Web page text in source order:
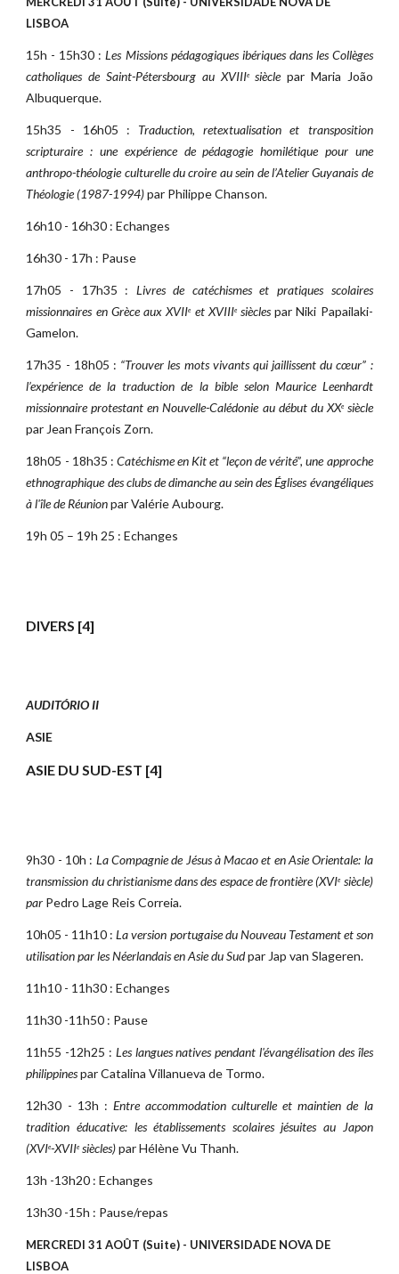
LISBOA
15h - 15h30 :Les Missions pédagogiques ibériques dans les Collèges
catholiques de Saint-Pétersbourg au XVIIIesièclepar Maria João
Albuquerque.
15h35 - 16h05 : Traduction, retextualisation et transposition
scripturaire : une expérience de pédagogie homilétique pour une
anthropo-théologie culturelle du croire au sein de l’Atelier Guyanais de
Théologie (1987-1994)par Philippe Chanson.
16h10 - 16h30 : Echanges
16h30 - 17h : Pause
17h05 - 17h35 : Livres de catéchismes et pratiques scolaires
missionnaires en Grèce aux XVIIe et XVIIIesièclespar Niki Papailaki-
Gamelon.
17h35 - 18h05 : “Trouver les mots vivants qui jaillissent du cœur” :
l’expérience de la traduction de la bible selon Maurice Leenhardt
missionnaire protestant en Nouvelle-Calédonie au début du XXesiècle
par Jean François Zorn.
18h05 - 18h35 : Catéchisme en Kit et “leçon de vérité”, une approche
ethnographique des clubs de dimanche au sein des Églises évangéliques
à l'île de Réunionpar Valérie Aubourg.
19h 05 – 19h 25 : Echanges
DIVERS [4]
AUDITÓRIO II
ASIE
ASIE DU SUD-EST [4]
9h30 - 10h : La Compagnie de Jésus à Macao et en Asie Orientale: la
transmission du christianisme dans des espace de frontière (XVIe siècle)
par Pedro Lage Reis Correia.
10h05 - 11h10 :La version portugaise du Nouveau Testament et son
utilisation par les Néerlandais en Asie du Sudpar Jap van Slageren.
11h10 - 11h30 : Echanges
11h30 -11h50 : Pause
11h55 -12h25 : Les langues natives pendant l'évangélisation des îles
philippinespar Catalina Villanueva de Tormo.
12h30 - 13h : Entre accommodation culturelle et maintien de la
tradition éducative: les établissements scolaires jésuites au Japon
(XVIe-XVIIe siècles)par Hélène Vu Thanh.
13h -13h20 : Echanges
13h30 -15h : Pause/repas
MERCREDI 31 AOÛT (Suite) - UNIVERSIDADE NOVA DE
LISBOA